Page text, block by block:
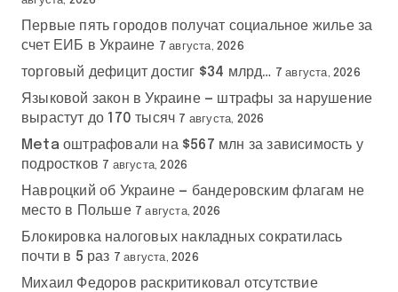
Первые пять городов получат социальное жилье за
счет ЕИБ в Украине 7 августа, 2026
торговый дефицит достиг $34 млрд… 7 августа, 2026
Языковой закон в Украине — штрафы за нарушение
вырастут до 170 тысяч 7 августа, 2026
Meta оштрафовали на $567 млн за зависимость у
подростков 7 августа, 2026
Навроцкий об Украине — бандеровским флагам не
место в Польше 7 августа, 2026
Блокировка налоговых накладных сократилась
почти в 5 раз 7 августа, 2026
Михаил Федоров раскритиковал отсутствие